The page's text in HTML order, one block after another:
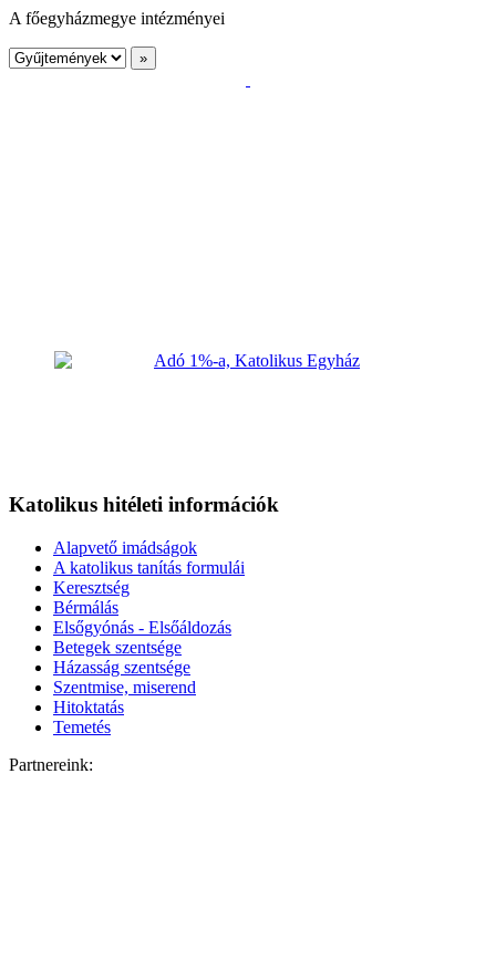
A főegyházmegye intézményei
Katolikus hitéleti információk
Alapvető imádságok
A katolikus tanítás formulái
Keresztség
Bérmálás
Elsőgyónás - Elsőáldozás
Betegek szentsége
Házasság szentsége
Szentmise, miserend
Hitoktatás
Temetés
Partnereink: